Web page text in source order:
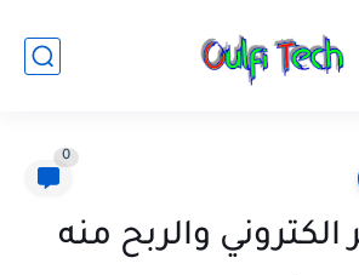
0
والربح منه